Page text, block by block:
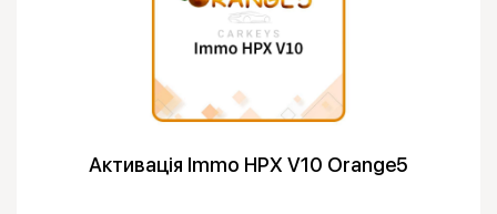
Активація Immo HPX V10 Orange5